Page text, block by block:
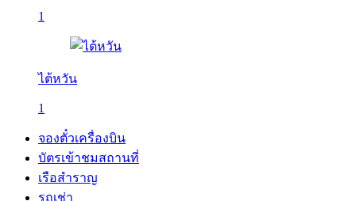
1
ไต้หวัน
1
จองตั๋วเครื่องบิน
บัตรเข้าชมสถานที่
เรือสำราญ
รถเช่า